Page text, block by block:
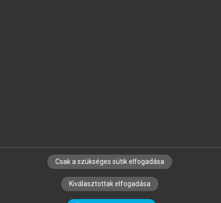
SZERZŐKNEK CÉGEKNEK KÖNYVTÁROSOKNAK
SZERKESZTÉSI ÉS LEKTORÁLÁSI ALAPELVEK
Csak a szükséges sütik elfogadása
Kiválasztottak elfogadása